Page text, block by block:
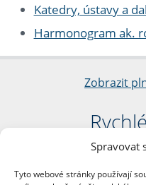
Spravovat
Tyto webové stránky používají
Katedry, ústavy a
Harmonogram ak.
Zobrazit
nám.